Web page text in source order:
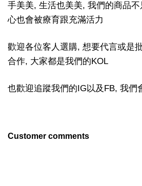
手美美, 生活也美美, 我們的商品
心也會被療育跟充滿活力
歡迎各位客人選購, 想要代言或是
合作, 大家都是我們的KOL
也歡迎追蹤我們的IG以及FB, 我們
Customer comments